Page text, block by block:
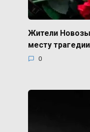
Жители
месту
0